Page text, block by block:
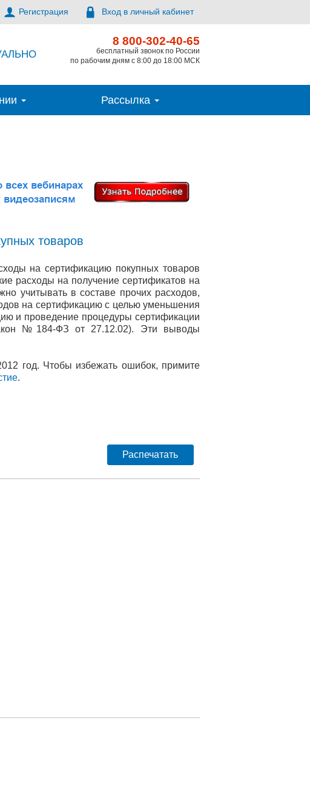
Регистрация Вход в личный кабинет
8 800-302-40-65
бесплатный звонок по России
по рабочим дням с 8:00 до 18:00 МСК
Рассылка
товаров
на сертификацию покупных товаров
расходы на получение сертификатов на
учитывать в составе прочих расходов,
на сертификацию с целью уменьшения
и проведение процедуры сертификации
№184-ФЗ от 27.12.02). Эти выводы
год. Чтобы избежать ошибок, примите
.
Распечатать